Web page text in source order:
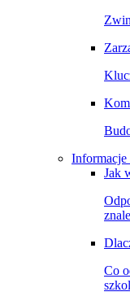
Informacje
Jak
Co